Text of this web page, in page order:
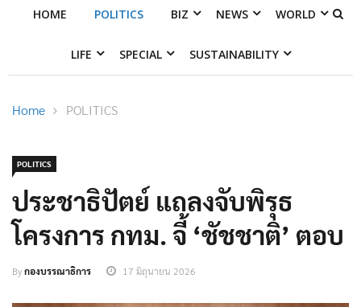
HOME POLITICS BIZ NEWS WORLD
LIFE SPECIAL SUSTAINABILITY
Home POLITICS
POLITICS
ประชาธิปัตย์ แถลงจับพิรุธ
โครงการ กทม. จี้ ‘ชัชชาติ’ ตอบ
Byกองบรรณาธิการ 17 มิถุนายน 2026